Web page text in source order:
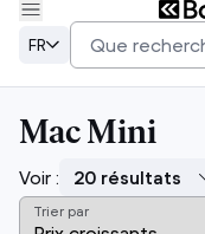
FR
Mac Mini
Voir :
Trier par